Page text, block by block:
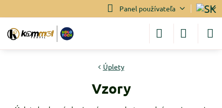
Panel používateľa
Úplety
Vzory